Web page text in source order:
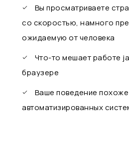
Вы просматриваете
со скоростью, намного
ожидаемую от человека
Что-то мешает работе
браузере
Ваше поведение
автоматизированных